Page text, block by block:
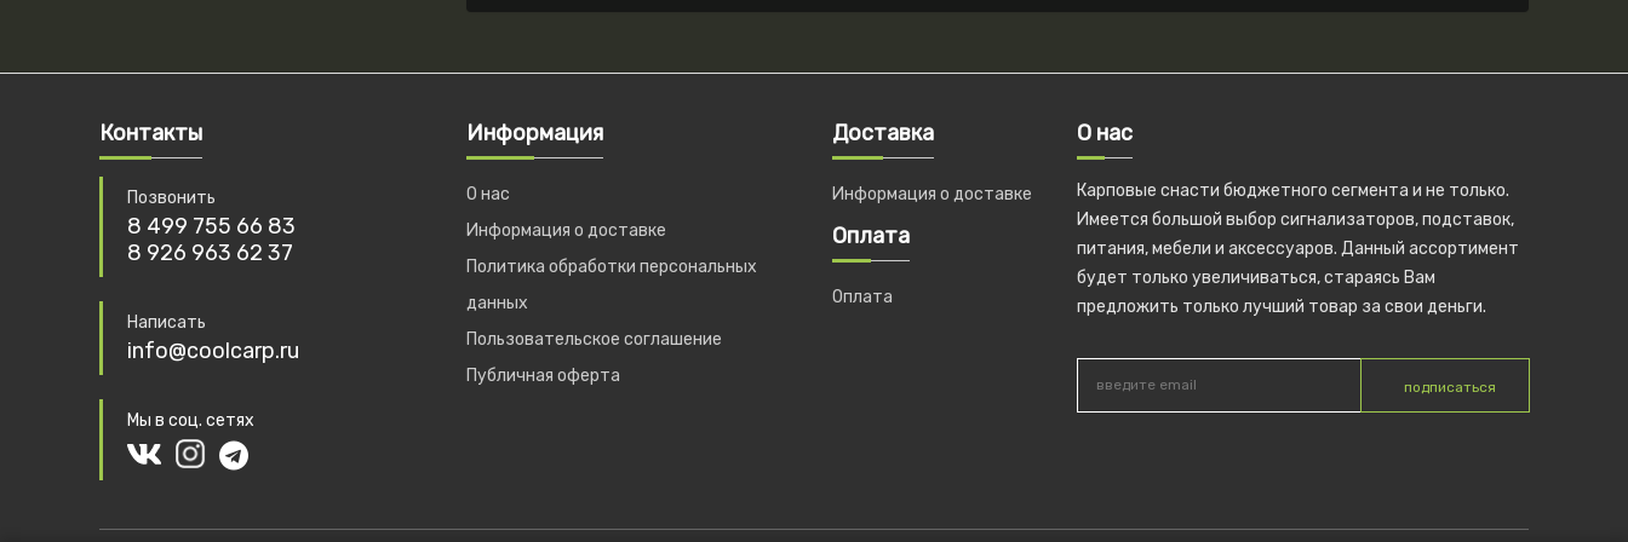
Контакты
Позвонить
8 499 755 66 83
8 926 963 62 37
Написать
info@coolcarp.ru
Мы в соц. сетях
Информация
О нас
Информация о доставке
Политика обработки персональных
данных
Пользовательское соглашение
Публичная оферта
Доставка
Информация о доставке
Оплата
Оплата
О нас
Карповые снасти бюджетного сегмента и не только.
Имеется большой выбор сигнализаторов, подставок,
питания, мебели и аксессуаров. Данный ассортимент
будет только увеличиваться, стараясь Вам
предложить только лучший товар за свои деньги.
подписаться